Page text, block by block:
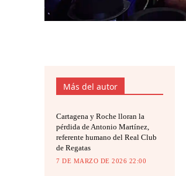
Más del autor
Cartagena y Roche lloran la
pérdida de Antonio Martínez,
referente humano del Real Club
de Regatas
7 DE MARZO DE 2026 22:00